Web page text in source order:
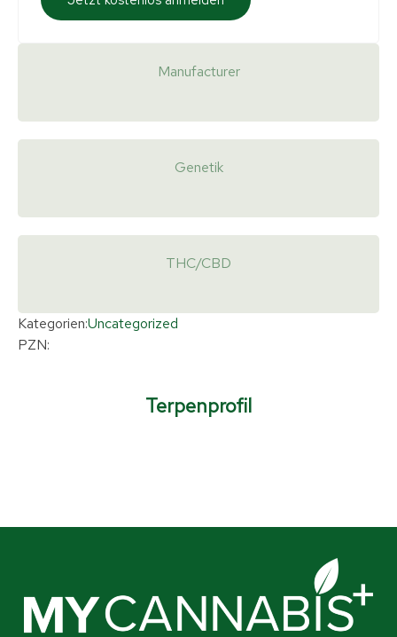
Manufacturer
Genetik
THC/CBD
Kategorien:Uncategorized
PZN:
Terpenprofil